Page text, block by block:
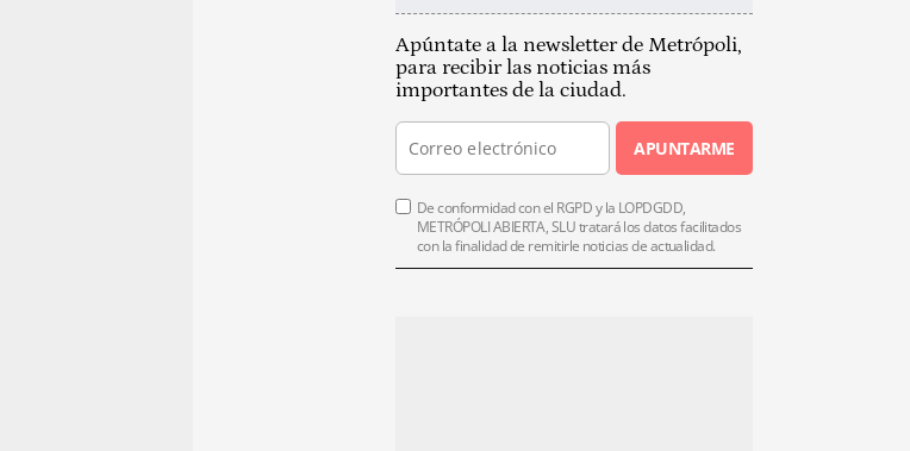
Apúntate a la newsletter de Metrópoli,
para recibir las noticias más
importantes de la ciudad.
APUNTARME
De conformidad con el RGPD y la LOPDGDD,
METRÓPOLI ABIERTA, SLU tratará los datos facilitados
con la finalidad de remitirle noticias de actualidad.